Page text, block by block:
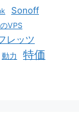
Sonoff
VPS
レッツ
動力 特価